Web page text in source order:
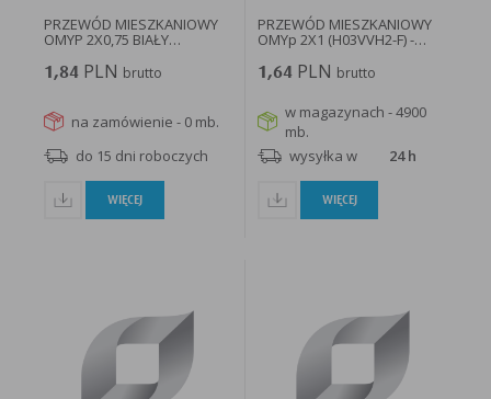
PRZEWÓD MIESZKANIOWY
OMYP 2X0,75 BIAŁY
1,84PLN brutto
na zamówienie - 0 mb.
do 15 dni roboczych
WIĘCEJ
PRZEWÓD MIESZKANIOWY
OMYp 2X1 (H03VVH2-F) -
OMYP...
1,64 PLN brutto
w magazynach - 4900
mb.
wysyłka w
24 h
WIĘCEJ